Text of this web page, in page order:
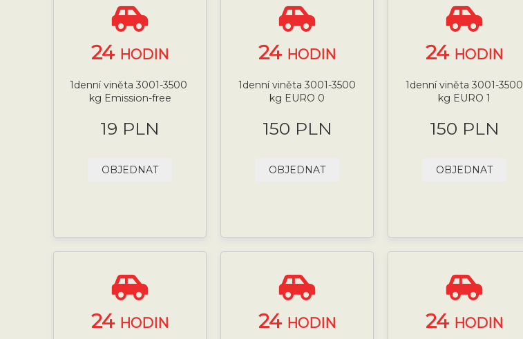
24 HODIN
1denní viněta 3001-3500
kg Emission-free
19 PLN
OBJEDNAT
24 HODIN
1denní viněta 3001-3500
kg EURO 0
150 PLN
OBJEDNAT
24 HODIN
1denní viněta 3001-3500
kg EURO 1
150 PLN
OBJEDNAT
24 HODIN 24 HODIN 24 HODIN